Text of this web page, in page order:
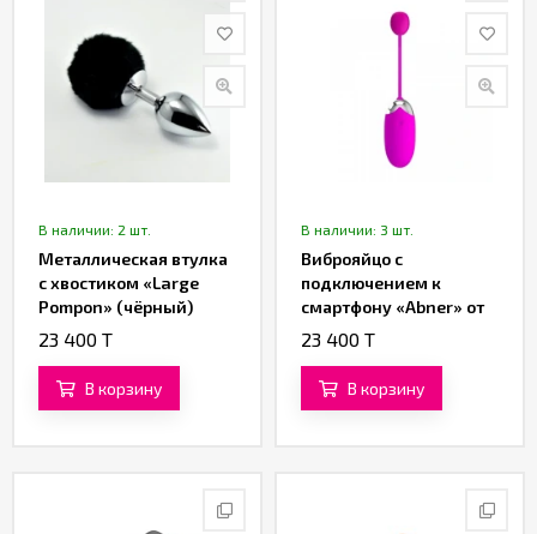
В наличии: 2 шт.
Металлическая втулка
с хвостиком «Large
Pompon» (чёрный)
23 400 T
В корзину
В наличии: 3 шт.
Виброяйцо с
подключением к
смартфону «Abner» от
«Pretty love»
23 400 T
В корзину